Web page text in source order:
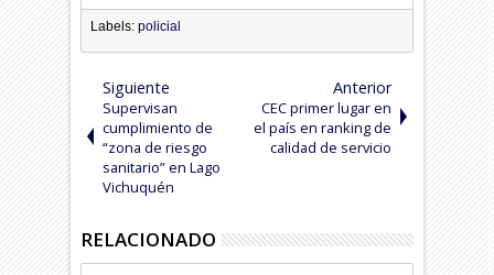
Labels:policial
Siguiente
Supervisan
cumplimiento de
“zona de riesgo
sanitario” en Lago
Vichuquén
Anterior
CEC primer lugar en
el país en ranking de
calidad de servicio
RELACIONADO